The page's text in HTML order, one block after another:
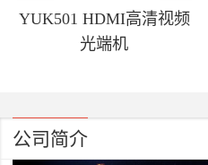
YUK501 HDMI高清视频
光端机
公司简介